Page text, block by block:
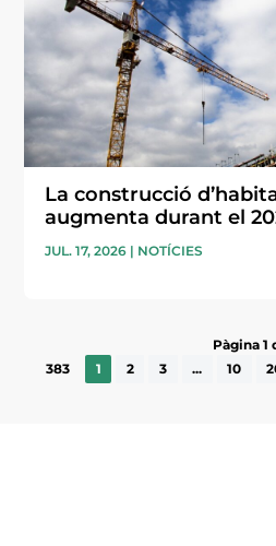
La construcció
augmenta durant el
JUL. 17, 2026 | NOTÍCIES
Pàgina 1
383
1 2 3 ... 10